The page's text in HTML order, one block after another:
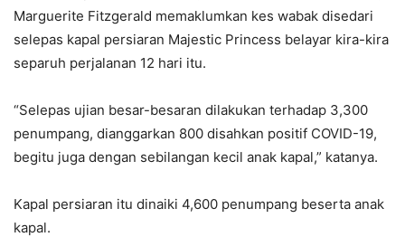
Marguerite Fitzgerald memaklumkan kes wabak disedari
selepas kapal persiaran Majestic Princess belayar kira-kira
separuh perjalanan 12 hari itu.
“Selepas ujian besar-besaran dilakukan terhadap 3,300
penumpang, dianggarkan 800 disahkan positif COVID-19,
begitu juga dengan sebilangan kecil anak kapal,” katanya.
Kapal persiaran itu dinaiki 4,600 penumpang beserta anak
kapal.